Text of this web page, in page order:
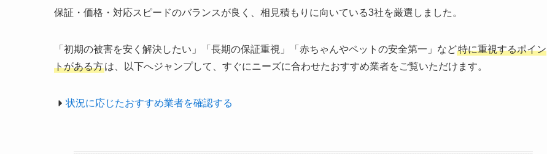
保証・価格・対応スピードのバランスが良く、相見積もりに向いている3社を厳選しました。
「初期の被害を安く解決したい」「長期の保証重視」「赤ちゃんやペットの安全第一」など特に重視するポイン
トがある方は、以下へジャンプして、すぐにニーズに合わせたおすすめ業者をご覧いただけます。
状況に応じたおすすめ業者を確認する